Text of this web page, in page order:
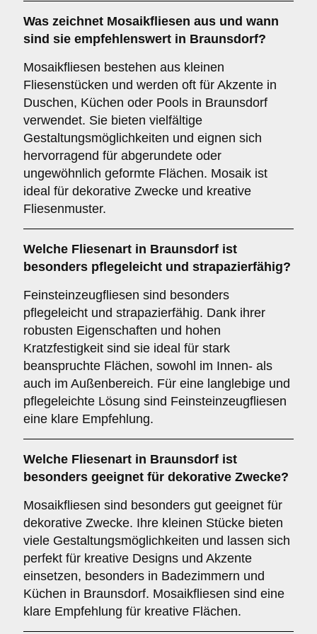
Was zeichnet Mosaikfliesen aus und wann
sind sie empfehlenswert in Braunsdorf?
Mosaikfliesen bestehen aus kleinen
Fliesenstücken und werden oft für Akzente in
Duschen, Küchen oder Pools in Braunsdorf
verwendet. Sie bieten vielfältige
Gestaltungsmöglichkeiten und eignen sich
hervorragend für abgerundete oder
ungewöhnlich geformte Flächen. Mosaik ist
ideal für dekorative Zwecke und kreative
Fliesenmuster.
Welche Fliesenart in Braunsdorf ist
besonders pflegeleicht und strapazierfähig?
Feinsteinzeugfliesen sind besonders
pflegeleicht und strapazierfähig. Dank ihrer
robusten Eigenschaften und hohen
Kratzfestigkeit sind sie ideal für stark
beanspruchte Flächen, sowohl im Innen- als
auch im Außenbereich. Für eine langlebige und
pflegeleichte Lösung sind Feinsteinzeugfliesen
eine klare Empfehlung.
Welche Fliesenart in Braunsdorf ist
besonders geeignet für dekorative Zwecke?
Mosaikfliesen sind besonders gut geeignet für
dekorative Zwecke. Ihre kleinen Stücke bieten
viele Gestaltungsmöglichkeiten und lassen sich
perfekt für kreative Designs und Akzente
einsetzen, besonders in Badezimmern und
Küchen in Braunsdorf. Mosaikfliesen sind eine
klare Empfehlung für kreative Flächen.